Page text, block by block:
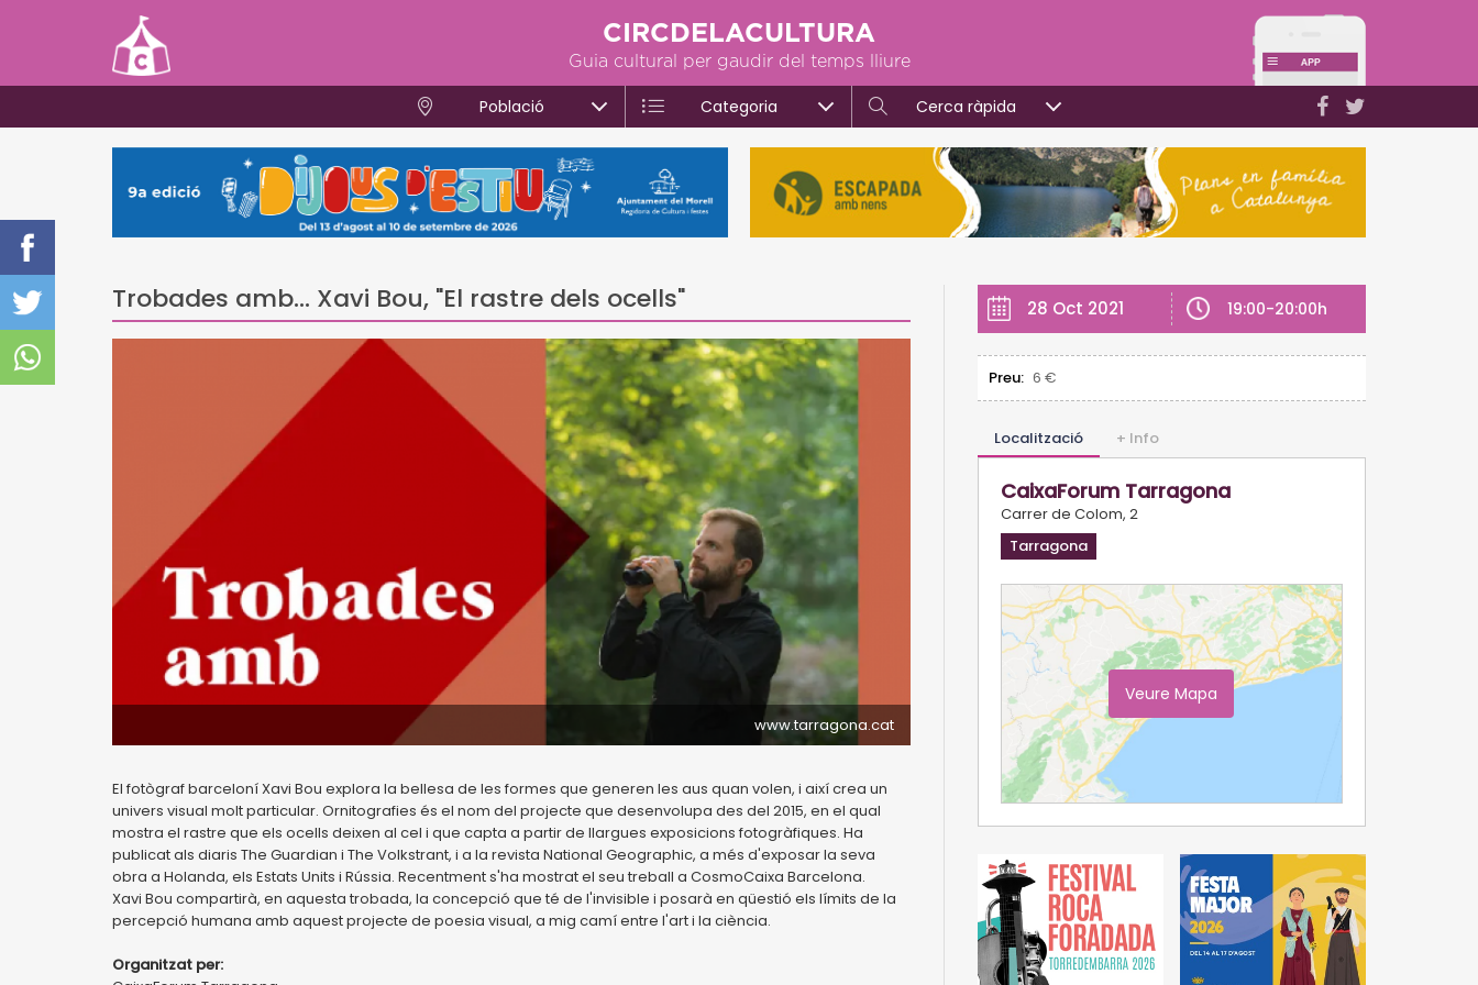
CIRCDELACULTURA
Guia cultural per gaudir del temps lliure
Població Categoria Cerca ràpida
Trobades amb... Xavi Bou, "El rastre dels ocells"
www.tarragona.cat
El fotògraf barceloní Xavi Bou explora la bellesa de les formes que generen les aus quan volen, i així crea un
univers visual molt particular. Ornitografies és el nom del projecte que desenvolupa des del 2015, en el qual
mostra el rastre que els ocells deixen al cel i que capta a partir de llargues exposicions fotogràfiques. Ha
publicat als diaris The Guardian i The Volkstrant, i a la revista National Geographic, a més d'exposar la seva
obra a Holanda, els Estats Units i Rússia. Recentment s'ha mostrat el seu treball a CosmoCaixa Barcelona.
Xavi Bou compartirà, en aquesta trobada, la concepció que té de l'invisible i posarà en qüestió els límits de la
percepció humana amb aquest projecte de poesia visual, a mig camí entre l'art i la ciència.
Organitzat per:
28 Oct 2021 19:00-20:00h
Preu: 6 €
Localització + Info
CaixaForum Tarragona
Carrer de Colom, 2
Tarragona
Veure Mapa